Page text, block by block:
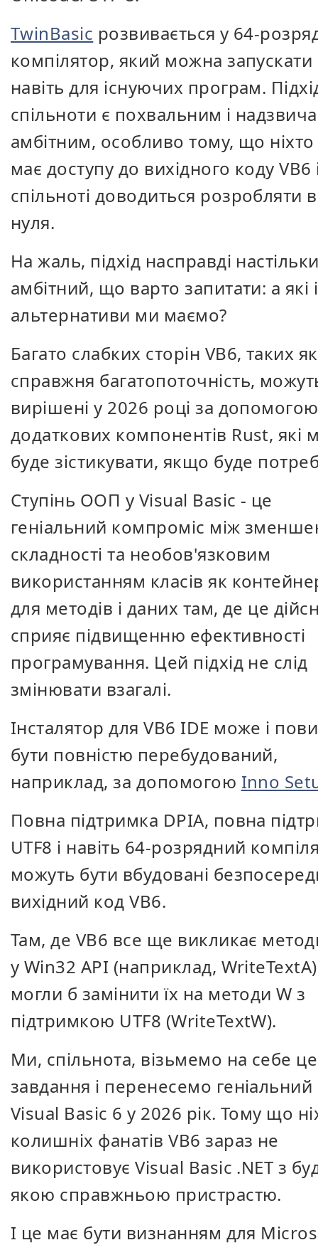
TwinBasic розвивається у 64-
компілятор, який можна запускати
навіть для існуючих програм.
спільноти є похвальним і
амбітним, особливо тому, що
має доступу до вихідного коду VB6
спільноті доводиться розробляти
нуля.
На жаль, підхід насправді
амбітний, що варто запитати: а які
альтернативи ми маємо?
Багато слабких сторін VB6, таких як
справжня багатопоточність,
вирішені у 2026 році за допомогою
додаткових компонентів Rust, які
буде зістикувати, якщо буде
Ступінь ООП у Visual Basic - це
геніальний компроміс між
складності та необов'язковим
використанням класів як
для методів і даних там, де це
сприяє підвищенню ефективності
програмування. Цей підхід не слід
змінювати взагалі.
Інсталятор для VB6 IDE може і
бути повністю перебудований,
наприклад, за допомогою Inno
Повна підтримка DPIA, повна
UTF8 і навіть 64-розрядний
можуть бути вбудовані
вихідний код VB6.
Там, де VB6 все ще викликає
у Win32 API (наприклад,
могли б замінити їх на методи W з
підтримкою UTF8 (WriteTextW).
Ми, спільнота, візьмемо на себе це
завдання і перенесемо геніальний
Visual Basic 6 у 2026 рік. Тому що
колишніх фанатів VB6 зараз не
використовує Visual Basic .NET з
якою справжньою пристрастю.
І це має бути визнанням для